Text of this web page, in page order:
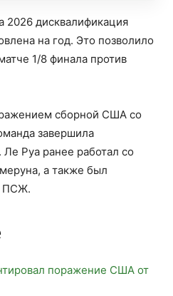
2026 дисквалификация
на год. Это позволило
1/8 финала против
сборной США со
завершила
Руа ранее работал со
а также был
ПСЖ.
поражение США от